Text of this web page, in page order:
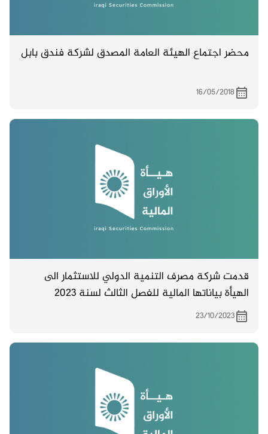
محضر اجتماع الهيئة العامة المصدق لشركة فندق بابل
16/05/2018
قدمت شركة مصرف التنمية الدولي للاستثمار الى
الهيأة بياناتها المالية للفصل الثالث لسنة 2023
23/10/2023